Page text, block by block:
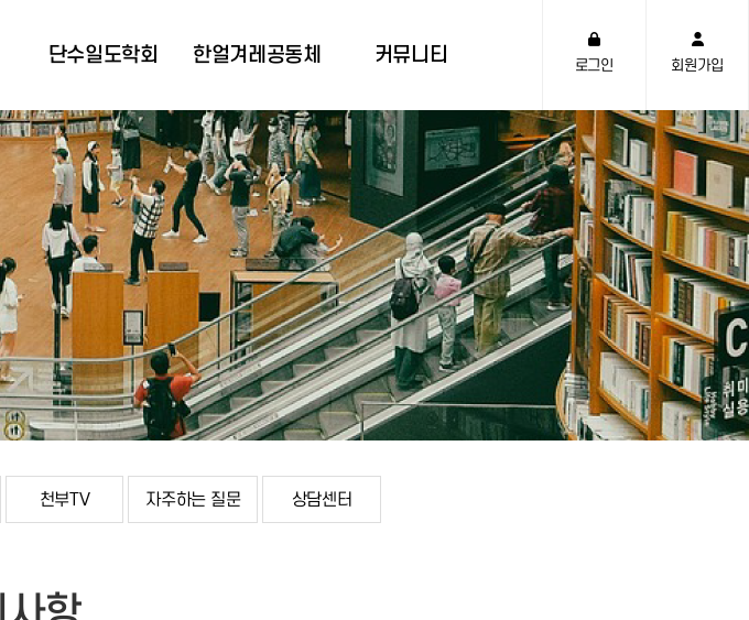
단수일도학회
학회소개
설립자 소개
사업소개
주요활동
한얼겨레공동체
공동체 소개
박희규 발자취
한얼겨레 말씀
산하기관
약 도
커뮤니티
공지사항
역사유물관
사진뉴스
천부TV
자주하는 질문
상담센터
로그인 회원가입
천부TV 자주하는 질문 상담센터